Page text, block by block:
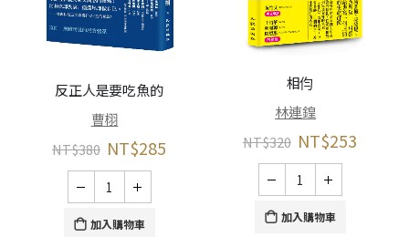
反正人是要吃魚的
曹栩
NT$380 NT$285
加入購物車
相伨
林連鍠
NT$320 NT$253
加入購物車